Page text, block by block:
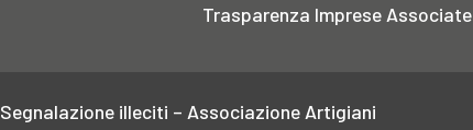
Trasparenza Imprese Associate
Segnalazione illeciti – Associazione Artigiani